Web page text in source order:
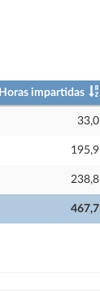
Horas impartidas
467,7
33,0
195,9
238,8